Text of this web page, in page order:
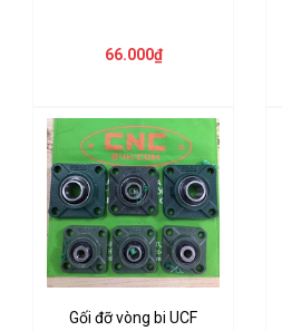
66.000₫
Gối đỡ vòng bi UCF